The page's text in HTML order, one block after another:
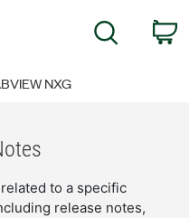
NXG
to a specific
release notes,